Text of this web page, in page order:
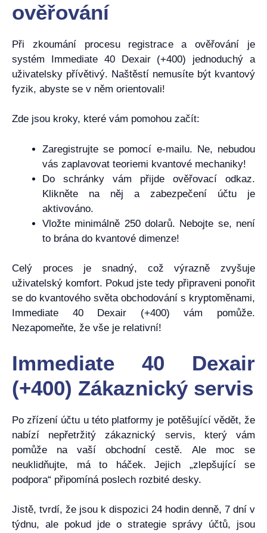
ověřování
Při zkoumání procesu registrace a ověřování je
systém Immediate 40 Dexair (+400) jednoduchý a
uživatelsky přívětivý. Naštěstí nemusíte být kvantový
fyzik, abyste se v něm orientovali!
Zde jsou kroky, které vám pomohou začít:
Zaregistrujte se pomocí e-mailu. Ne, nebudou
vás zaplavovat teoriemi kvantové mechaniky!
Do schránky vám přijde ověřovací odkaz.
Klikněte na něj a zabezpečení účtu je
aktivováno.
Vložte minimálně 250 dolarů. Nebojte se, není
to brána do kvantové dimenze!
Celý proces je snadný, což výrazně zvyšuje
uživatelský komfort. Pokud jste tedy připraveni ponořit
se do kvantového světa obchodování s kryptoměnami,
Immediate 40 Dexair (+400) vám pomůže.
Nezapomeňte, že vše je relativní!
Immediate 40 Dexair
(+400) Zákaznický servis
Po zřízení účtu u této platformy je potěšující vědět, že
nabízí nepřetržitý zákaznický servis, který vám
pomůže na vaší obchodní cestě. Ale moc se
neuklidňujte, má to háček. Jejich „zlepšující se
podpora“ připomíná poslech rozbité desky.
Jistě, tvrdí, že jsou k dispozici 24 hodin denně, 7 dní v
týdnu, ale pokud jde o strategie správy účtů, jsou